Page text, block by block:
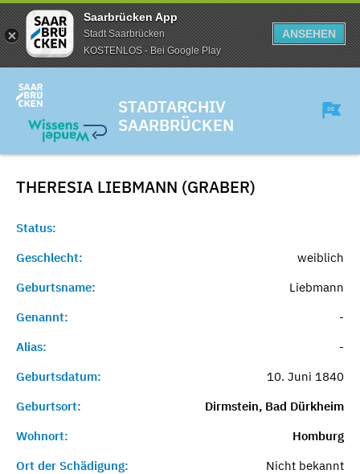
Saarbrücken App
Stadt Saarbrücken
KOSTENLOS - Bei Google Play
ANSEHEN
STADTARCHIV
SAARBRÜCKEN
THERESIA LIEBMANN (GRABER)
Status:
Geschlecht:
weiblich
Geburtsname:
Liebmann
Genannt:
-
Alias:
-
Geburtsdatum:
10. Juni 1840
Geburtsort:
Dirmstein, Bad Dürkheim
Wohnort:
Homburg
Ort der Schädigung:
Nicht bekannt